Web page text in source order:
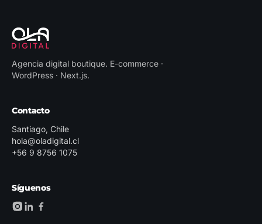
Agencia digital boutique. E-commerce ·
WordPress · Next.js.
Contacto
Santiago, Chile
hola@oladigital.cl
+56 9 8756 1075
Síguenos